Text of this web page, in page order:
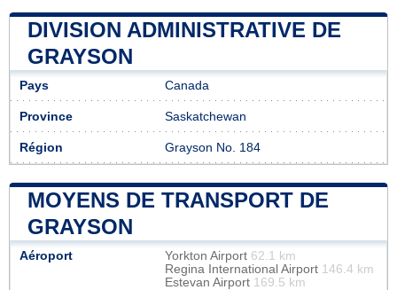
DIVISION ADMINISTRATIVE DE
GRAYSON
Pays Canada
Province Saskatchewan
Région Grayson No. 184
MOYENS DE TRANSPORT DE
GRAYSON
Aéroport Yorkton Airport 62.1 km
Regina International Airport 146.4 km
Estevan Airport 169.5 km